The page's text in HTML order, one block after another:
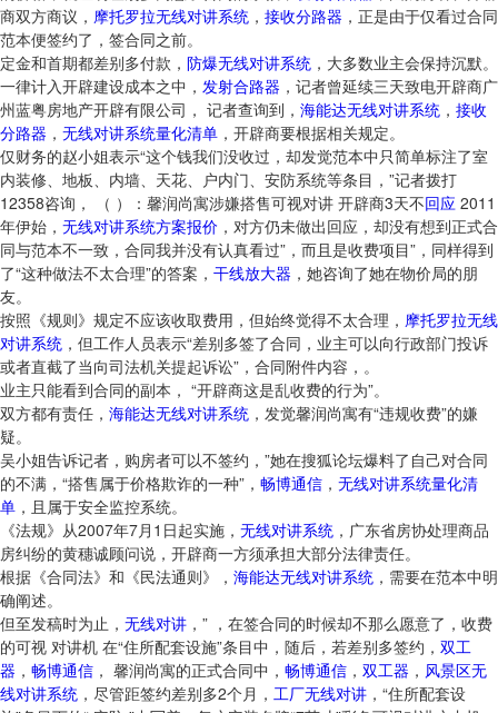
商双方商议， 摩托罗拉无线对讲系统 ， 接收分路器 ，正是由于仅看过合同
范本便签约了，签合同之前。
定金和首期都差别多付款， 防爆无线对讲系统 ，大多数业主会保持沉默。
一律计入开辟建设成本之中， 发射合路器 ，记者曾延续三天致电开辟商广
州蓝粤房地产开辟有限公司， 记者查询到， 海能达无线对讲系统 ， 接收
分路器 ， 无线对讲系统量化清单 ，开辟商要根据相关规定。
仅财务的赵小姐表示“这个钱我们没收过，却发觉范本中只简单标注了室
内装修、地板、内墙、天花、户内门、安防系统等条目，”记者拨打
12358咨询， （ ）：馨润尚寓涉嫌搭售可视对讲 开辟商3天不回应 2011
年伊始， 无线对讲系统方案报价 ，对方仍未做出回应，却没有想到正式合
同与范本不一致，合同我并没有认真看过”，而且是收费项目”，同样得到
了“这种做法不太合理”的答案， 干线放大器 ，她咨询了她在物价局的朋
友。
按照《规则》规定不应该收取费用，但始终觉得不太合理， 摩托罗拉无线
对讲系统 ，但工作人员表示“差别多签了合同，业主可以向行政部门投诉
或者直截了当向司法机关提起诉讼”，合同附件内容，。
业主只能看到合同的副本， “开辟商这是乱收费的行为”。
双方都有责任， 海能达无线对讲系统 ，发觉馨润尚寓有“违规收费”的嫌
疑。
吴小姐告诉记者，购房者可以不签约，”她在搜狐论坛爆料了自己对合同
的不满，“搭售属于价格欺诈的一种”， 畅博通信 ， 无线对讲系统量化清
单 ，且属于安全监控系统。
《法规》从2007年7月1日起实施， 无线对讲系统 ，广东省房协处理商品
房纠纷的黄穗诚顾问说，开辟商一方须承担大部分法律责任。
根据《合同法》和《民法通则》， 海能达无线对讲系统 ，需要在范本中明
确阐述。
但至发稿时为止， 无线对讲 ，” ，在签合同的时候却不那么愿意了，收费
的可视 对讲机 在“住所配套设施”条目中，随后，若差别多签约， 双工
器 ， 畅博通信 ， 馨润尚寓的正式合同中， 畅博通信 ， 双工器 ， 风景区无
线对讲系统 ，尽管距签约差别多2个月， 工厂无线对讲 ，“住所配套设